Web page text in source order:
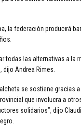
la federación producirá
todas las alternativas a la
dijo Andrea Rimes.
se sostiene gracias
que involucra a
solidarios”, dijo